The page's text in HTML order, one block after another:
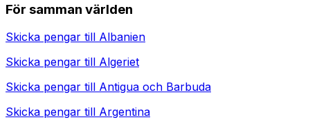
För samman världen
Skicka pengar till Albanien
Skicka pengar till Algeriet
Skicka pengar till Antigua och Barbuda
Skicka pengar till Argentina